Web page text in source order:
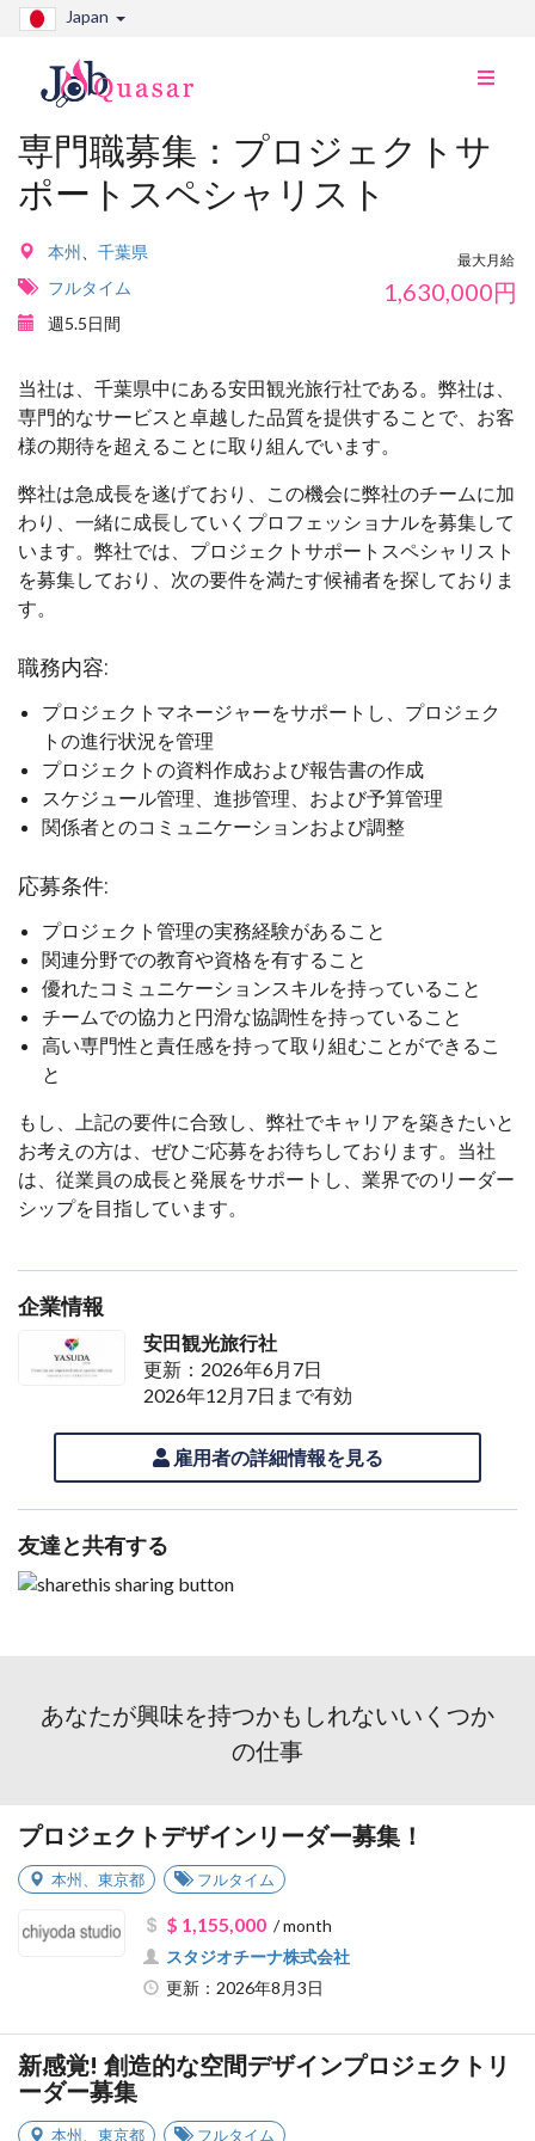
Japan
ナ
り
専門職募集：プロジェクトサ
ポートスペシャリスト
本州
千葉県
フルタイム
週5.5日間
最大月給
1,630,000円
当社は、千葉県中にある安田観光旅行社である。弊社は、
専門的なサービスと卓越した品質を提供することで、お客
様の期待を超えることに取り組んでいます。
弊社は急成長を遂げており、この機会に弊社のチームに加
わり、一緒に成長していくプロフェッショナルを募集して
います。弊社では、プロジェクトサポートスペシャリスト
を募集しており、次の要件を満たす候補者を探しておりま
す。
職務内容:
プロジェクトマネージャーをサポートし、プロジェク
トの進行状況を管理
プロジェクトの資料作成および報告書の作成
スケジュール管理、進捗管理、および予算管理
関係者とのコミュニケーションおよび調整
応募条件:
プロジェクト管理の実務経験があること
関連分野での教育や資格を有すること
優れたコミュニケーションスキルを持っていること
チームでの協力と円滑な協調性を持っていること
高い専門性と責任感を持って取り組むことができるこ
と
もし、上記の要件に合致し、弊社でキャリアを築きたいと
お考えの方は、ぜひご応募をお待ちしております。当社
は、従業員の成長と発展をサポートし、業界でのリーダー
シップを目指しています。
企業情報
安田観光旅行社
更新：2026年6月7日
2026年12月7日まで有効
雇用者の詳細情報を見る
友達と共有する
あなたが興味を持つかもしれないいくつか
の仕事
プロジェクトデザインリーダー募集！
本州 東京都 フルタイム
$ 1,155,000/ month
スタジオチーナ株式会社
更新：2026年8月3日
新感覚! 創造的な空間デザインプロジェクトリ
ーダー募集
本州 東京都 フルタイム